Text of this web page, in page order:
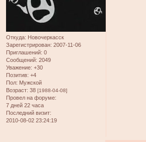
Откуда: Новочеркасск
Зарегистрирован: 2007-11-06
Приглашений: 0
Сообщений: 2049
Уважение: +30
Позитив: +4
Пол: Мужской
Возраст: 38 [1988-04-08]
Провел на форуме:
7 дней 22 часа
Последний визит:
2010-08-02 23:24:19